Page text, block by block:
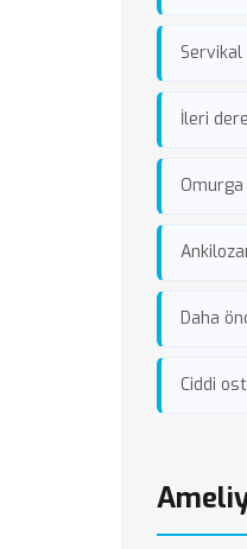
Servikal
İleri
Daha
Ciddi